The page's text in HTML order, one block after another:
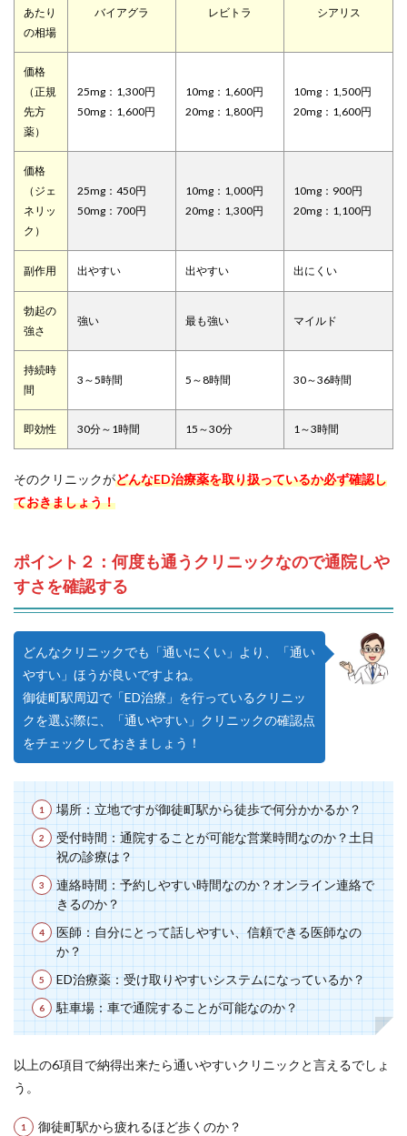
あたり
の相場
バイアグラ レビトラ シアリス
価格
（正規
先方
薬）
25mg：1,300円
50mg：1,600円
10mg：1,600円
20mg：1,800円
10mg：1,500円
20mg：1,600円
価格
（ジェ
ネリッ
ク）
25mg：450円
50mg：700円
10mg：1,000円
20mg：1,300円
10mg：900円
20mg：1,100円
副作用 出やすい 出やすい 出にくい
勃起の
強さ
強い 最も強い マイルド
持続時
間
3～5時間 5～8時間 30～36時間
即効性 30分～1時間 15～30分 1～3時間
そのクリニックがどんなED治療薬を取り扱っているか必ず確認し
ておきましょう！
ポイント２：何度も通うクリニックなので通院しや
すさを確認する
どんなクリニックでも「通いにくい」より、「通い
やすい」ほうが良いですよね。
御徒町駅周辺で「ED治療」を行っているクリニッ
クを選ぶ際に、「通いやすい」クリニックの確認点
をチェックしておきましょう！
場所：立地ですが御徒町駅から徒歩で何分かかるか？
受付時間：通院することが可能な営業時間なのか？土日
祝の診療は？
連絡時間：予約しやすい時間なのか？オンライン連絡で
きるのか？
医師：自分にとって話しやすい、信頼できる医師なの
か？
ED治療薬：受け取りやすいシステムになっているか？
駐車場：車で通院することが可能なのか？
以上の6項目で納得出来たら通いやすいクリニックと言えるでしょ
う。
御徒町駅から疲れるほど歩くのか？